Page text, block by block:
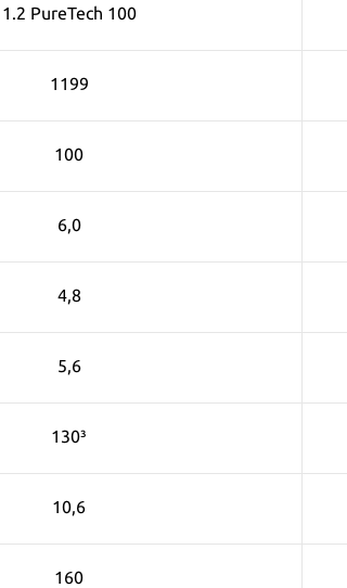
1.2 PureTech 100
1199
100
6,0
4,8
5,6
130³
10,6
160